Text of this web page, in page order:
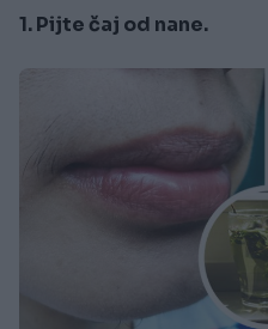
1. Pijte čaj od nane.